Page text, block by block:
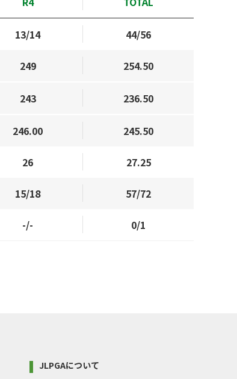
13/14 44/56
249 254.50
243 236.50
246.00 245.50
26 27.25
15/18 57/72
-/- 0/1
JLPGAについて